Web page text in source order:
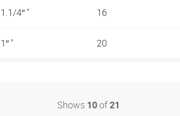
1.1/4″ " 16
1″ " 20
Shows 10 of 21